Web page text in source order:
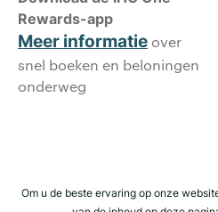
Rewards-app
Meer informatie over
snel boeken en beloningen
onderweg
Om u de beste ervaring op onze